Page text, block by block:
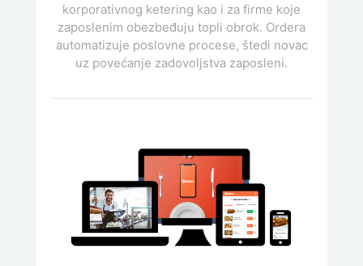
korporativnog ketering kao i za firme koje
zaposlenim obezbeđuju topli obrok. Ordera
automatizuje poslovne procese, štedi novac
uz povećanje zadovoljstva zaposleni.